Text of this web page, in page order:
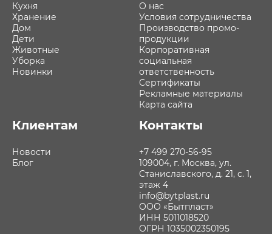
Кухня
Хранение
Дом
Дети
Животные
Уборка
Новинки
О нас
Условия сотрудничества
Производство промо-
продукции
Корпоративная
социальная
ответственность
Сертификаты
Рекламные материалы
Карта сайта
Клиентам
Новости
Блог
Контакты
+7 499 270-56-95
109004, г. Москва, ул.
Станиславского, д. 21, с. 1,
этаж 4
info@bytplast.ru
ООО «Бытпласт»
ИНН 5011018520
ОГРН 1035002350195